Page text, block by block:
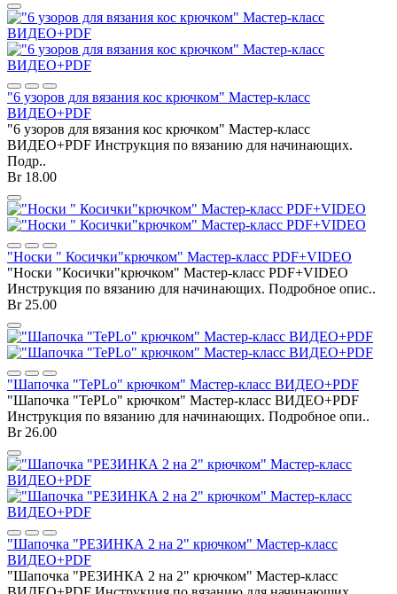
"6 узоров для вязания кос крючком" Мастер-класс
ВИДЕО+PDF
"6 узоров для вязания кос крючком" Мастер-класс
ВИДЕО+PDF Инструкция по вязанию для начинающих.
Подр..
Br 18.00
"Носки " Косички"крючком" Мастер-класс PDF+VIDEO
"Носки "Косички"крючком" Мастер-класс PDF+VIDEO
Инструкция по вязанию для начинающих. Подробное опис..
Br 25.00
"Шапочка "TePLo" крючком" Мастер-класс ВИДЕО+PDF
"Шапочка "TePLo" крючком" Мастер-класс ВИДЕО+PDF
Инструкция по вязанию для начинающих. Подробное опи..
Br 26.00
"Шапочка "РЕЗИНКА 2 на 2" крючком" Мастер-класс
ВИДЕО+PDF
"Шапочка "РЕЗИНКА 2 на 2" крючком" Мастер-класс